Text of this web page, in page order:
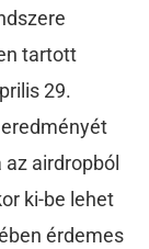
tartott
29.
airdropból
ki-be lehet
érdemes